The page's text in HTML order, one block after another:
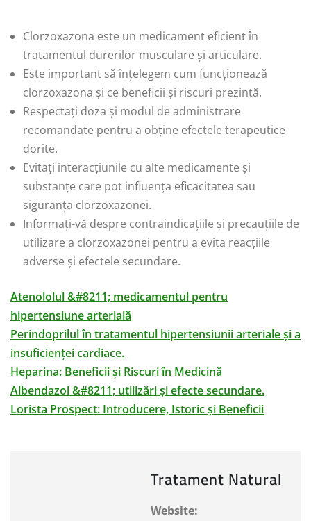
Clorzoxazona este un medicament eficient în
tratamentul durerilor musculare și articulare.
Este important să înțelegem cum funcționează
clorzoxazona și ce beneficii și riscuri prezintă.
Respectați doza și modul de administrare
recomandate pentru a obține efectele terapeutice
dorite.
Evitați interacțiunile cu alte medicamente și
substanțe care pot influența eficacitatea sau
siguranța clorzoxazonei.
Informați-vă despre contraindicațiile și precauțiile de
utilizare a clorzoxazonei pentru a evita reacțiile
adverse și efectele secundare.
Atenololul &#8211; medicamentul pentru
hipertensiune arterială
Perindoprilul în tratamentul hipertensiunii arteriale și a
insuficienței cardiace.
Heparina: Beneficii și Riscuri în Medicină
Albendazol &#8211; utilizări și efecte secundare.
Lorista Prospect: Introducere, Istoric și Beneficii
Tratament Natural
Website: